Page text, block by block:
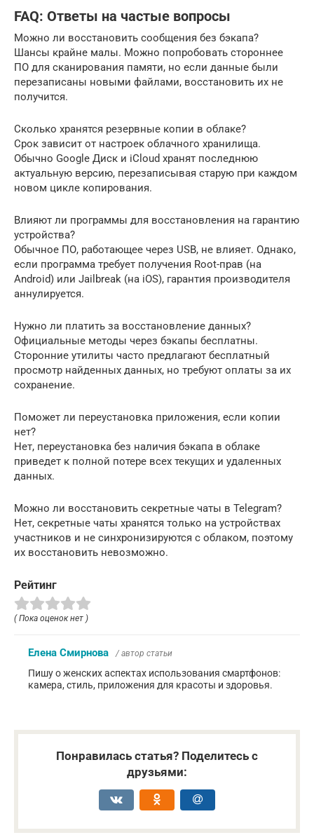
FAQ: Ответы на частые вопросы
Можно ли восстановить сообщения без бэкапа?
Шансы крайне малы. Можно попробовать стороннее
ПО для сканирования памяти, но если данные были
перезаписаны новыми файлами, восстановить их не
получится.
Сколько хранятся резервные копии в облаке?
Срок зависит от настроек облачного хранилища.
Обычно Google Диск и iCloud хранят последнюю
актуальную версию, перезаписывая старую при каждом
новом цикле копирования.
Влияют ли программы для восстановления на гарантию
устройства?
Обычное ПО, работающее через USB, не влияет. Однако,
если программа требует получения Root-прав (на
Android) или Jailbreak (на iOS), гарантия производителя
аннулируется.
Нужно ли платить за восстановление данных?
Официальные методы через бэкапы бесплатны.
Сторонние утилиты часто предлагают бесплатный
просмотр найденных данных, но требуют оплаты за их
сохранение.
Поможет ли переустановка приложения, если копии
нет?
Нет, переустановка без наличия бэкапа в облаке
приведет к полной потере всех текущих и удаленных
данных.
Можно ли восстановить секретные чаты в Telegram?
Нет, секретные чаты хранятся только на устройствах
участников и не синхронизируются с облаком, поэтому
их восстановить невозможно.
Рейтинг
( Пока оценок нет )
Елена Смирнова / автор статьи
Пишу о женских аспектах использования смартфонов:
камера, стиль, приложения для красоты и здоровья.
Понравилась статья? Поделитесь с
друзьями: